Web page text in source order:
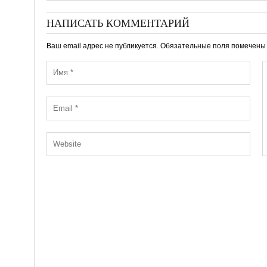
НАПИСАТЬ КОММЕНТАРИЙ
Ваш email адрес не публикуется. Обязательные поля помечены